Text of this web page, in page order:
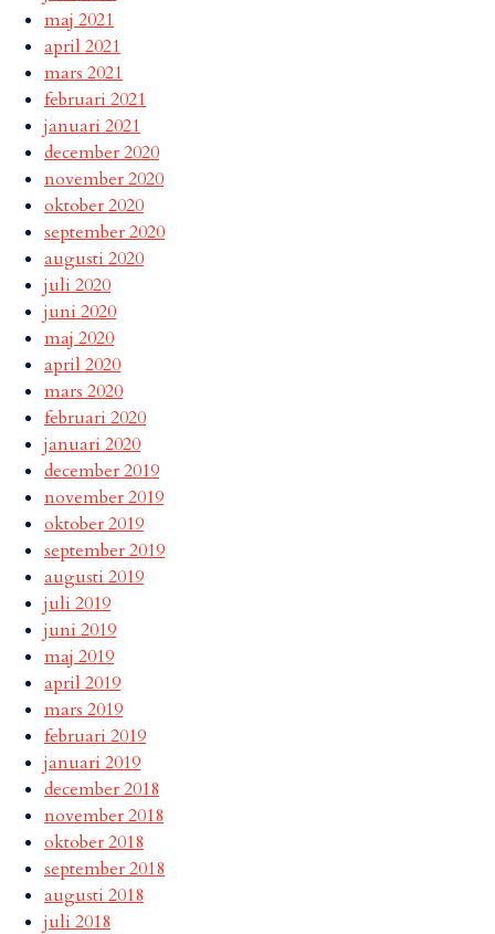
maj 2021
april 2021
mars 2021
februari 2021
januari 2021
december 2020
november 2020
oktober 2020
september 2020
augusti 2020
juli 2020
juni 2020
maj 2020
april 2020
mars 2020
februari 2020
januari 2020
december 2019
november 2019
oktober 2019
september 2019
augusti 2019
juli 2019
juni 2019
maj 2019
april 2019
mars 2019
februari 2019
januari 2019
december 2018
november 2018
oktober 2018
september 2018
augusti 2018
juli 2018